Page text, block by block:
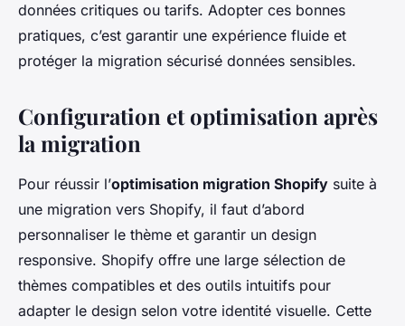
données critiques ou tarifs. Adopter ces bonnes
pratiques, c’est garantir une expérience fluide et
protéger la migration sécurisé données sensibles.
Configuration et optimisation après
la migration
Pour réussir l’optimisation migration Shopify suite à
une migration vers Shopify, il faut d’abord
personnaliser le thème et garantir un design
responsive. Shopify offre une large sélection de
thèmes compatibles et des outils intuitifs pour
adapter le design selon votre identité visuelle. Cette